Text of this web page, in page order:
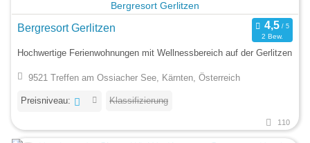
Bergresort Gerlitzen
2 Bew.
Hochwertige Ferienwohnungen mit Wellnessbereich auf der Gerlitzen
9521 Treffen am Ossiacher See, Kärnten, Österreich
Preisniveau: Klassifizierung
110